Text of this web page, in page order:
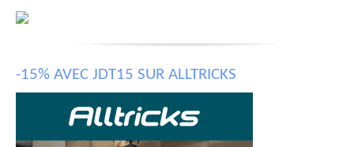
-15% AVEC JDT15 SUR ALLTRICKS